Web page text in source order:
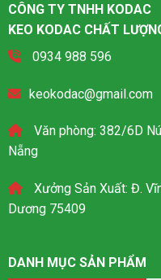
CÔNG TY TNHH KODAC
KEO KODAC CHẤT
0934 988 596
keokodac@gmail.com
Văn phòng: 382/6D
Nẵng
Xưởng Sản Xuất: Đ.
Dương 75409
DANH MỤC SẢN PHẨM